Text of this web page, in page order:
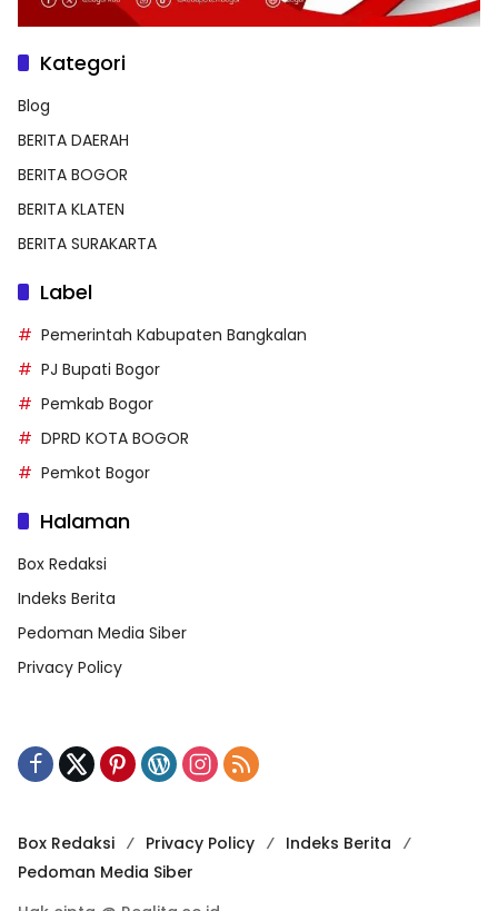
Kategori
Blog
BERITA DAERAH
BERITA BOGOR
BERITA KLATEN
BERITA SURAKARTA
Label
Pemerintah Kabupaten Bangkalan
PJ Bupati Bogor
Pemkab Bogor
DPRD KOTA BOGOR
Pemkot Bogor
Halaman
Box Redaksi
Indeks Berita
Pedoman Media Siber
Privacy Policy
Box Redaksi Privacy Policy
Indeks Berita
Pedoman Media Siber